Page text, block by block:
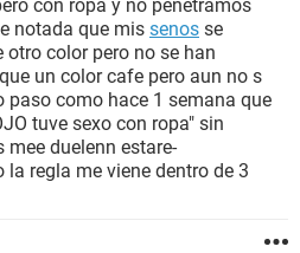
con ropa y no penetramos
notada que mis senos se
color pero no se han
un color cafe pero aun no s
paso como hace 1 semana que
tuve sexo con ropa" sin
mee duelenn estare-
regla me viene dentro de 3